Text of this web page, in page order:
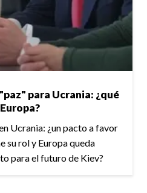
para Ucrania: ¿qué
Ucrania: ¿un pacto a favor
su rol y Europa queda
para el futuro de Kiev?